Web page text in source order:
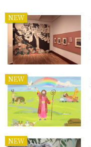
NEW
NEW
NEW